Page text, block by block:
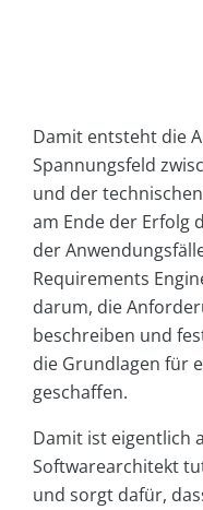
Damit entsteht die
Spannungsfeld
und der
am Ende der Erfolg
der
Requirements
darum, die
beschreiben und
die Grundlagen für
geschaffen.
Damit ist eigentlich
Softwarearchitekt
und sorgt dafür,